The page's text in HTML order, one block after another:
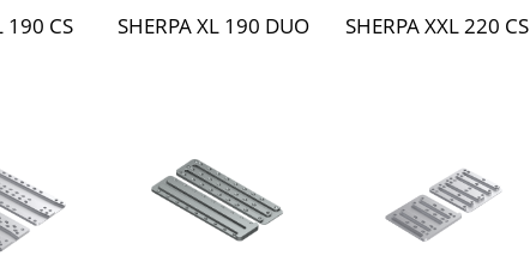
190 CS SHERPA XL 190 DUO SHERPA XXL 220 CS